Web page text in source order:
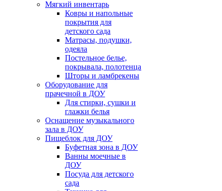
Мягкий инвентарь
Ковры и напольные
покрытия для
детского сада
Матрасы, подушки,
одеяла
Постельное белье,
покрывала, полотенца
Шторы и ламбрекены
Оборудование для
прачечной в ДОУ
Для стирки, сушки и
глажки белья
Оснащение музыкального
зала в ДОУ
Пищеблок для ДОУ
Буфетная зона в ДОУ
Ванны моечные в
ДОУ
Посуда для детского
сада